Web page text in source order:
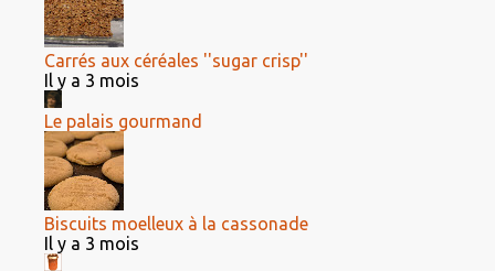
Carrés aux céréales ''sugar crisp''
Il y a 3 mois
Le palais gourmand
Biscuits moelleux à la cassonade
Il y a 3 mois